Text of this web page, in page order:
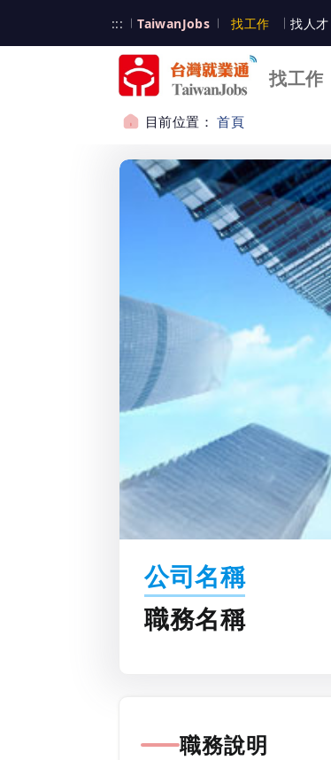
::: TaiwanJobs 台灣就
找工作 台灣
找人才
找工作
目前位置：首頁
公司名稱
職務名稱
職務說明